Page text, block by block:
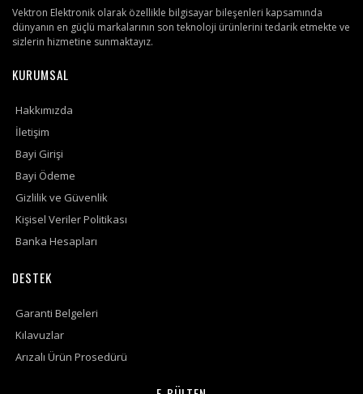
Vektron Elektronik olarak özellikle bilgisayar bileşenleri kapsamında
dünyanın en güçlü markalarının son teknoloji ürünlerini tedarik etmekte ve
sizlerin hizmetine sunmaktayız.
KURUMSAL
Hakkımızda
İletişim
Bayi Girişi
Bayi Ödeme
Gizlilik ve Güvenlik
Kişisel Veriler Politikası
Banka Hesapları
DESTEK
Garanti Belgeleri
Kılavuzlar
Arızalı Ürün Prosedürü